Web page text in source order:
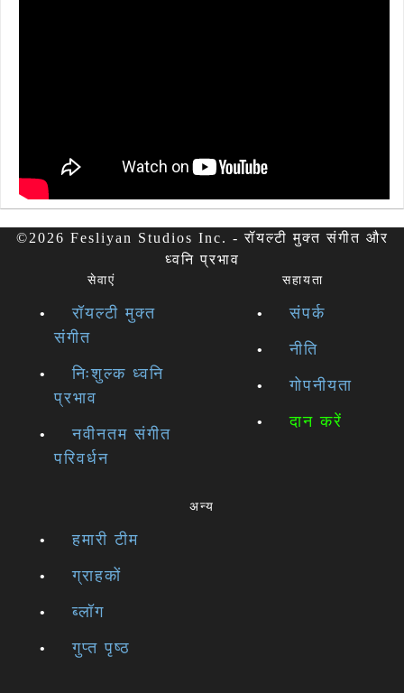
©2026 Fesliyan Studios Inc. - रॉयल्टी मुक्त संगीत और
ध्वनि प्रभाव
सेवाएं
रॉयल्टी मुक्त
संगीत
निःशुल्क ध्वनि
प्रभाव
नवीनतम संगीत
परिवर्धन
सहायता
संपर्क
नीति
गोपनीयता
दान करें
अन्य
हमारी टीम
ग्राहकों
ब्लॉग
गुप्त पृष्ठ